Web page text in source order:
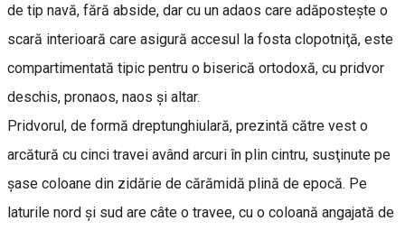
de tip navă, fără abside, dar cu un adaos care adăposteşte o
scară interioară care asigură accesul la fosta clopotniţă, este
compartimentată tipic pentru o biserică ortodoxă, cu pridvor
deschis, pronaos, naos şi altar.
Pridvorul, de formă dreptunghiulară, prezintă către vest o
arcătură cu cinci travei având arcuri în plin cintru, susţinute pe
şase coloane din zidărie de cărămidă plină de epocă. Pe
laturile nord şi sud are câte o travee, cu o coloană angajată de